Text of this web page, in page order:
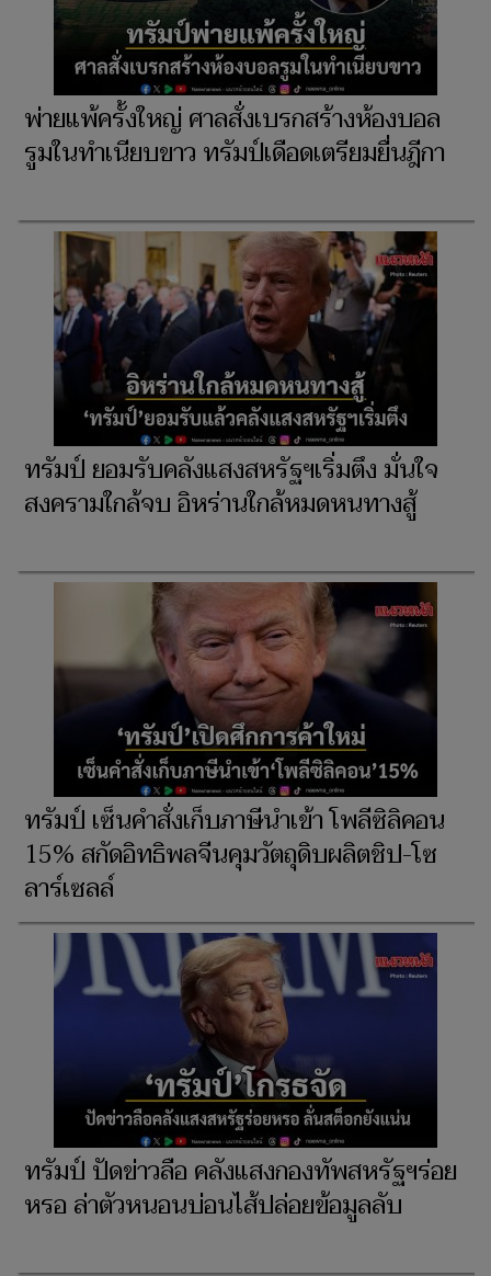
พ่ายแพ้ครั้งใหญ่ ศาลสั่งเบรกสร้างห้องบอล
รูมในทำเนียบขาว ทรัมป์เดือดเตรียมยื่นฎีกา
ทรัมป์ ยอมรับคลังแสงสหรัฐฯเริ่มตึง มั่นใจ
สงครามใกล้จบ อิหร่านใกล้หมดหนทางสู้
ทรัมป์ เซ็นคำสั่งเก็บภาษีนำเข้า โพลีซิลิคอน
15% สกัดอิทธิพลจีนคุมวัตถุดิบผลิตชิป-โซ
ลาร์เซลล์
ทรัมป์ ปัดข่าวลือ คลังแสงกองทัพสหรัฐฯร่อย
หรอ ล่าตัวหนอนบ่อนไส้ปล่อยข้อมูลลับ